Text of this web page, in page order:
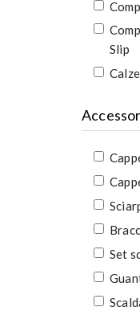
Slip
Calze
Set